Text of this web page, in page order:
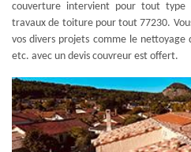
couverture intervient pour tout type
travaux de toiture pour tout 77230.
vos divers projets comme le
etc. avec un devis couvreur est offert.